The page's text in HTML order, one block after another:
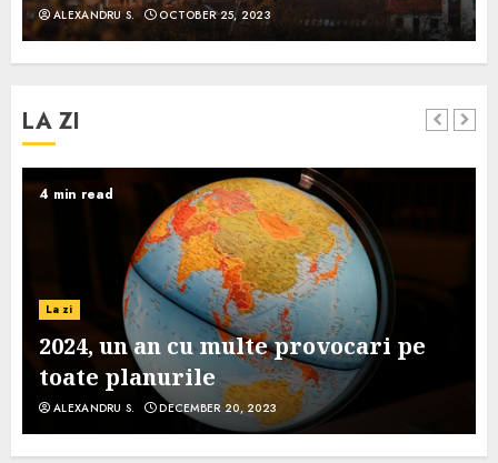
ALEXANDRU S. OCTOBER 25, 2023
LA ZI
4 min read
La zi
2024, un an cu multe provocari pe
toate planurile
ALEXANDRU S. DECEMBER 20, 2023